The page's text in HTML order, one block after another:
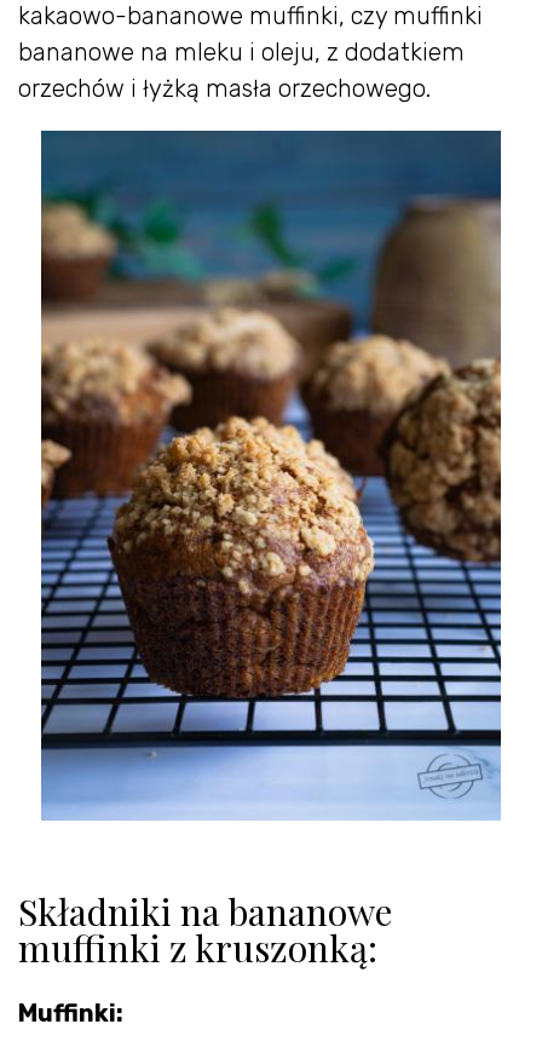
kakaowo-bananowe muffinki, czy muffinki
bananowe na mleku i oleju, z dodatkiem
orzechów i łyżką masła orzechowego.
Składniki na bananowe
muffinki z kruszonką:
Muffinki: